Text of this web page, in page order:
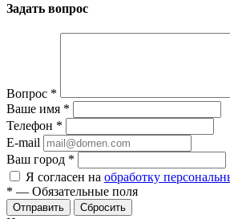
Задать вопрос
Вопрос *
Ваше имя *
Телефон *
E-mail
Ваш город *
Я согласен на обработку
* — Обязательные поля
Сбросить